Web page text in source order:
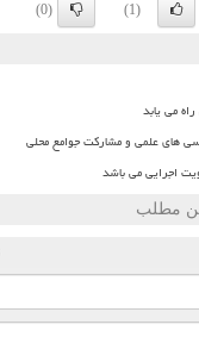
(1)
(0)
می یابد
های علمی و مشارکت جوامع محلی
اجرایی می باشد
مطلب